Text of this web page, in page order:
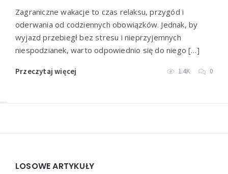
Zagraniczne wakacje to czas relaksu, przygód i
oderwania od codziennych obowiązków. Jednak, by
wyjazd przebiegł bez stresu i nieprzyjemnych
niespodzianek, warto odpowiednio się do niego […]
Przeczytaj więcej 1.4K 0
LOSOWE ARTYKUŁY